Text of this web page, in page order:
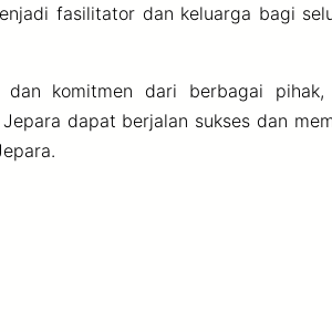
fasilitator dan keluarga bagi
komitmen dari berbagai pihak,
dapat berjalan sukses dan